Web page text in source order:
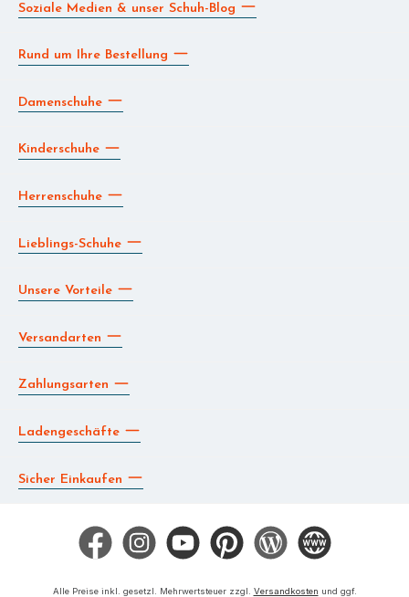
Soziale Medien & unser Schuh-Blog
Rund um Ihre Bestellung
Damenschuhe
Kinderschuhe
Herrenschuhe
Lieblings-Schuhe
Unsere Vorteile
Versandarten
Zahlungsarten
Ladengeschäfte
Sicher Einkaufen
Facebook Instagram YouTube Pinterest Blog Die BERG App
Alle Preise inkl. gesetzl. Mehrwertsteuer zzgl. Versandkosten und ggf.